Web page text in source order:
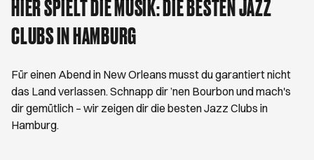
HIER SPIELT DIE MUSIK: DIE BESTEN JAZZ
CLUBS IN HAMBURG
Für einen Abend in New Orleans musst du garantiert nicht
das Land verlassen. Schnapp dir ’nen Bourbon und mach's
dir gemütlich – wir zeigen dir die besten Jazz Clubs in
Hamburg.